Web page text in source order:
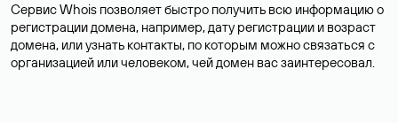
Сервис Whois позволяет быстро получить всю информацию о
регистрации домена, например, дату регистрации и возраст
домена, или узнать контакты, по которым можно связаться с
организацией или человеком, чей домен вас заинтересовал.